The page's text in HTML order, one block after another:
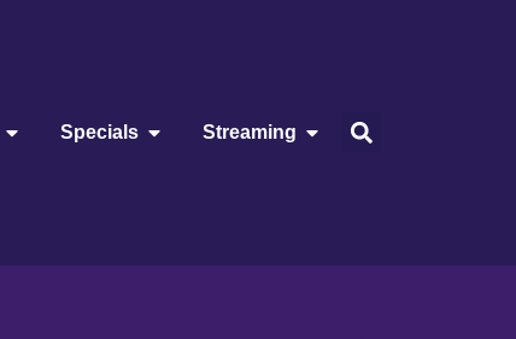
Specials Streaming